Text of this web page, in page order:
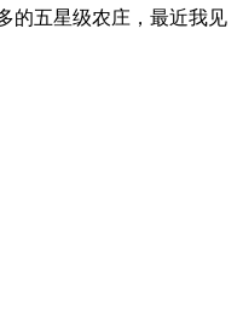
的五星级农庄，最近我见